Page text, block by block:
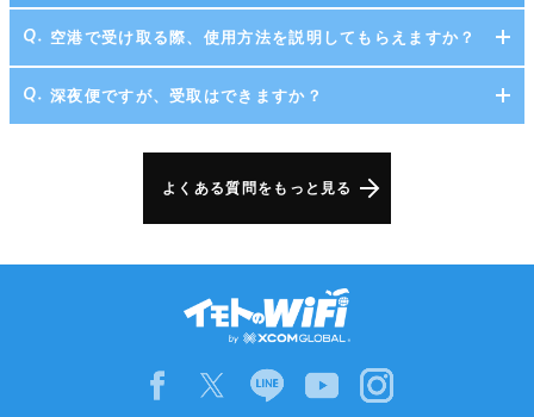
空港で受け取る際、使用方法を説明してもらえますか？
深夜便ですが、受取はできますか？
よくある質問をもっと見る